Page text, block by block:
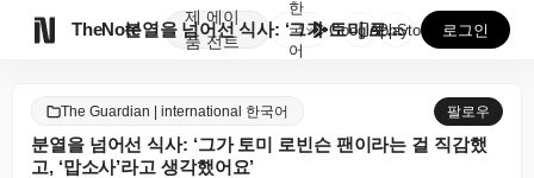
TheNote
제
품
에이
전트
분열을 넘어선 식사: ‘그가 토미 로빈슨 팬이라는 걸 ...
한
국
어
GooglePlay
AppStore 로그인
The Guardian | international 한국어 팔로우
분열을 넘어선 식사: ‘그가 토미 로빈슨 팬이라는 걸 직감했
고, ‘맙소사’라고 생각했어요’